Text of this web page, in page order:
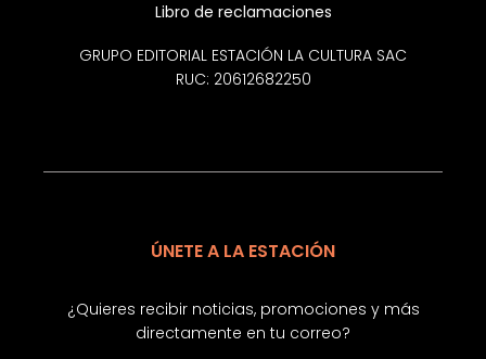
Libro de reclamaciones
GRUPO EDITORIAL ESTACIÓN LA CULTURA SAC
RUC: 20612682250
ÚNETE A LA ESTACIÓN
¿Quieres recibir noticias, promociones y más
directamente en tu correo?